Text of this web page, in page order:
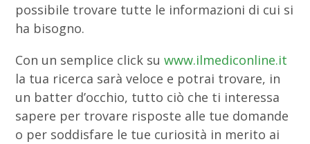
possibile trovare tutte le informazioni di cui si
ha bisogno.
Con un semplice click su www.ilmediconline.it
la tua ricerca sarà veloce e potrai trovare, in
un batter d’occhio, tutto ciò che ti interessa
sapere per trovare risposte alle tue domande
o per soddisfare le tue curiosità in merito ai